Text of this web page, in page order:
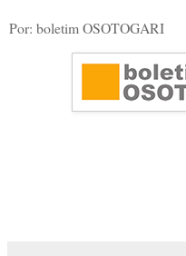
Por: boletim OSOTOGARI